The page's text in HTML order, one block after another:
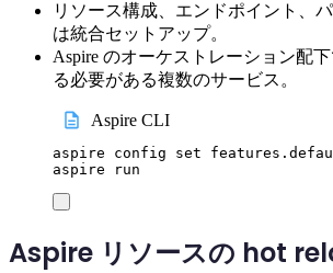
リソース構成、エンドポイント、
は統合セットアップ。
Aspire のオーケストレーション配
る必要がある複数のサービス。
Aspire CLI
aspire config set
aspire
run
Aspire リソースの hot